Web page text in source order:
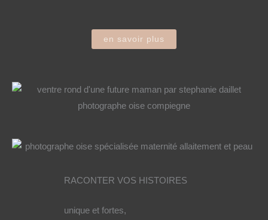
en savoir plus
RACONTER VOS HISTOIRES
unique et fortes,